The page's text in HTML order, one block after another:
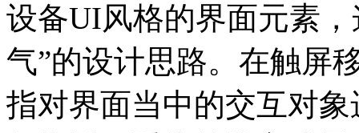
设备UI风格的界面元素
气”的设计思路。在触屏
指对界面当中的交互对